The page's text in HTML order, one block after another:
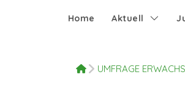
Home Aktuell
HOMEUMFRAGE